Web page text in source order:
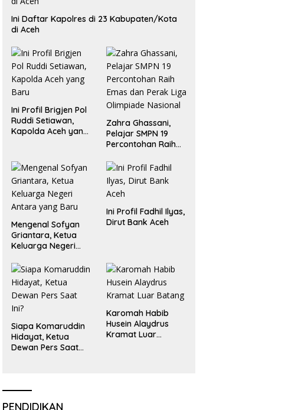
Ini Daftar Kapolres di 23 Kabupaten/Kota
di Aceh
Ini Profil Brigjen Pol
Ruddi Setiawan,
Kapolda Aceh yang
Zahra Ghassani,
Pelajar SMPN 19
Percontohan Raih
Liga Olimpiade
Nasional
Mengenal Sofyan
Griantara, Ketua
Keluarga Negeri
Ini Profil Fadhil Ilyas,
Dirut Bank Aceh
Siapa Komaruddin
Hidayat, Ketua
Dewan Pers Saat
Karomah Habib
Husein Alaydrus
Kramat Luar
PENDIDIKAN